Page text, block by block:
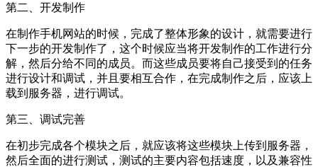
第二、开发制作
在制作手机网站的时候，完成了整体形象的设计，就需要进行
下一步的开发制作了，这个时候应当将开发制作的工作进行分
解，然后分给不同的成员。而这些成员要将自己接受到的任务
进行设计和调试，并且要相互合作，在完成制作之后，应该上
载到服务器，进行调试。
第三、调试完善
在初步完成各个模块之后，就应该将这些模块上传到服务器，
然后全面的进行测试，测试的主要内容包括速度，以及兼容性